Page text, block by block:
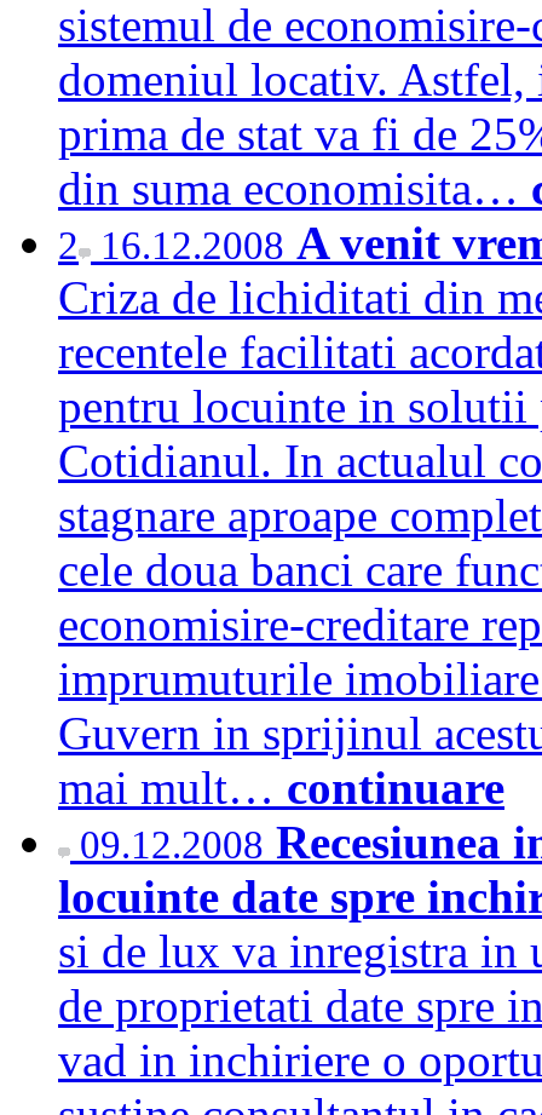
sistemul de
domeniul locativ. Astfel,
prima de stat va fi de
din suma economisita…
2 16.12.2008 A venit
Criza de lichiditati din
recentele facilitati
pentru locuinte in solutii
Cotidianul. In actualul
stagnare aproape
cele doua banci care
economisire-creditare
imprumuturile
Guvern in sprijinul
mai mult… continuare
09.12.2008 Recesiunea
locuinte date spre
si de lux va inregistra in
de proprietati date spre
vad in inchiriere o